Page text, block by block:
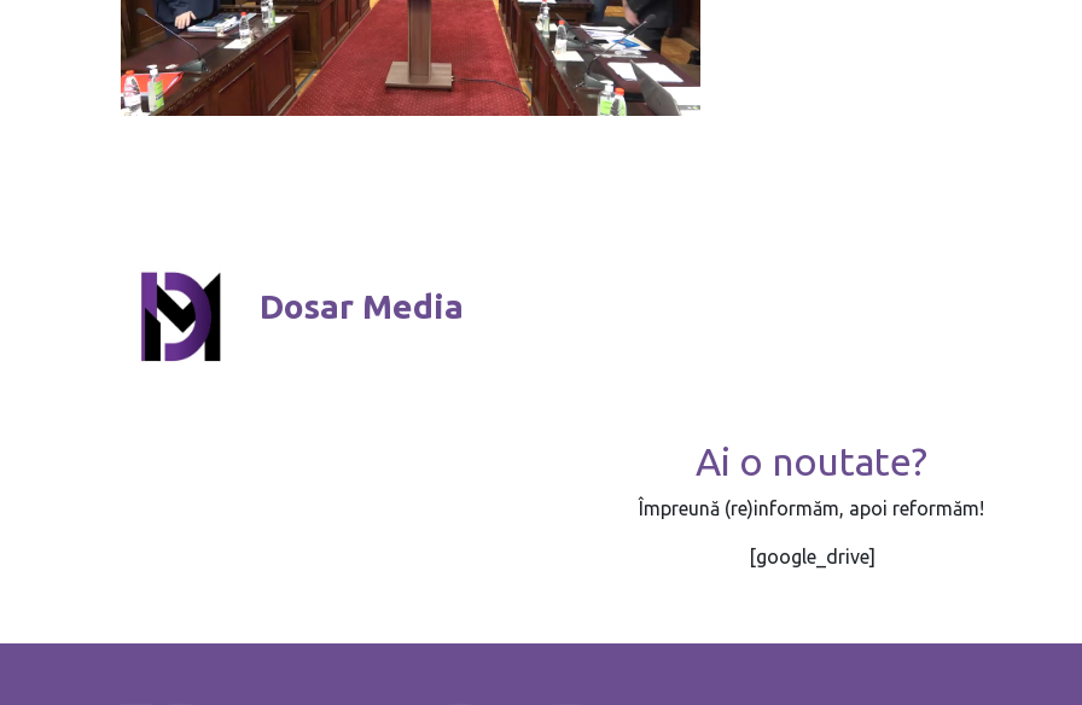
Dosar Media
Ai o noutate?
Împreună (re)informăm, apoi reformăm!
[google_drive]